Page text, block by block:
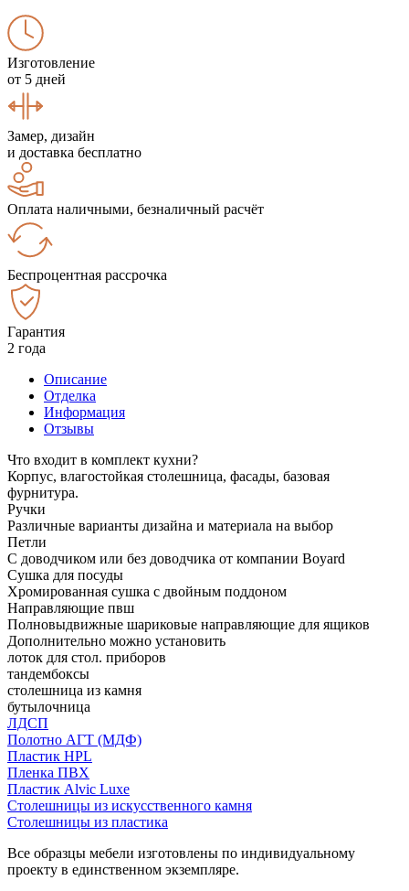
Изготовление
от 5 дней
Замер, дизайн
и доставка бесплатно
Оплата наличными, безналичный расчёт
Беспроцентная рассрочка
Гарантия
2 года
Описание
Отделка
Информация
Отзывы
Что входит в комплект кухни?
Корпус, влагостойкая столешница, фасады, базовая
фурнитура.
Ручки
Различные варианты дизайна и материала на выбор
Петли
С доводчиком или без доводчика от компании Boyard
Сушка для посуды
Хромированная сушка с двойным поддоном
Направляющие пвш
Полновыдвижные шариковые направляющие для ящиков
Дополнительно можно установить
лоток для стол. приборов
тандембоксы
столешница из камня
бутылочница
ЛДСП
Полотно АГТ (МДФ)
Пластик HPL
Пленка ПВХ
Пластик Alvic Luxe
Столешницы из искусственного камня
Столешницы из пластика
Все образцы мебели изготовлены по индивидуальному
проекту в единственном экземпляре.